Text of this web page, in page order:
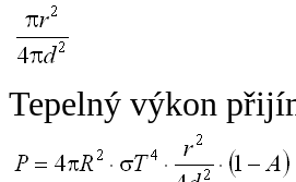
Tepelný výkon